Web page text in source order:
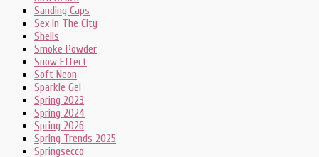
Sanding Caps
Sex In The City
Shells
Smoke Powder
Snow Effect
Soft Neon
Sparkle Gel
Spring 2023
Spring 2024
Spring 2026
Spring Trends 2025
Springsecco